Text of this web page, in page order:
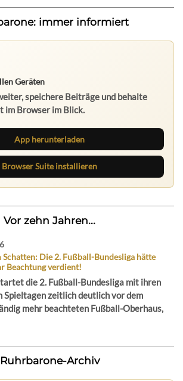
immer informiert
App herunterladen
Browser Suite installieren
Vor zehn Jahren...
Schatten: Die 2. Fußball-Bundesliga hätte
Beachtung verdient!
die 2. Fußball-Bundesliga mit ihren
Spieltagen zeitlich deutlich vor dem
mehr beachteten Fußball-Oberhaus,
Ruhrbarone-Archiv